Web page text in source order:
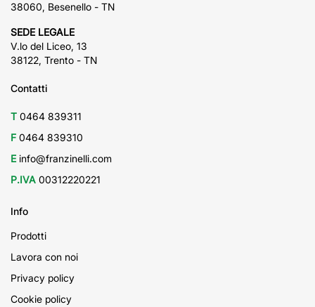
38060, Besenello - TN
SEDE LEGALE
V.lo del Liceo, 13
38122, Trento - TN
Contatti
T 0464 839311
F 0464 839310
E info@franzinelli.com
P.IVA 00312220221
Info
Prodotti
Lavora con noi
Privacy policy
Cookie policy